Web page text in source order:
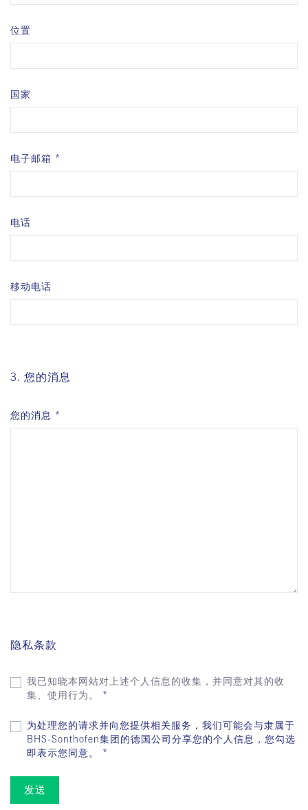
位置
国家
电子邮箱
电话
移动电话
3. 您的消息
您的消息
隐私条款
我已知晓本网站对上述个人信息的收集，并同意对其的收
集、使用行为。
*
为处理您的请求并向您提供相关服务，我们可能会与隶属于
BHS-Sonthofen集团的德国公司分享您的个人信息，您勾选
即表示您同意。 *
发送